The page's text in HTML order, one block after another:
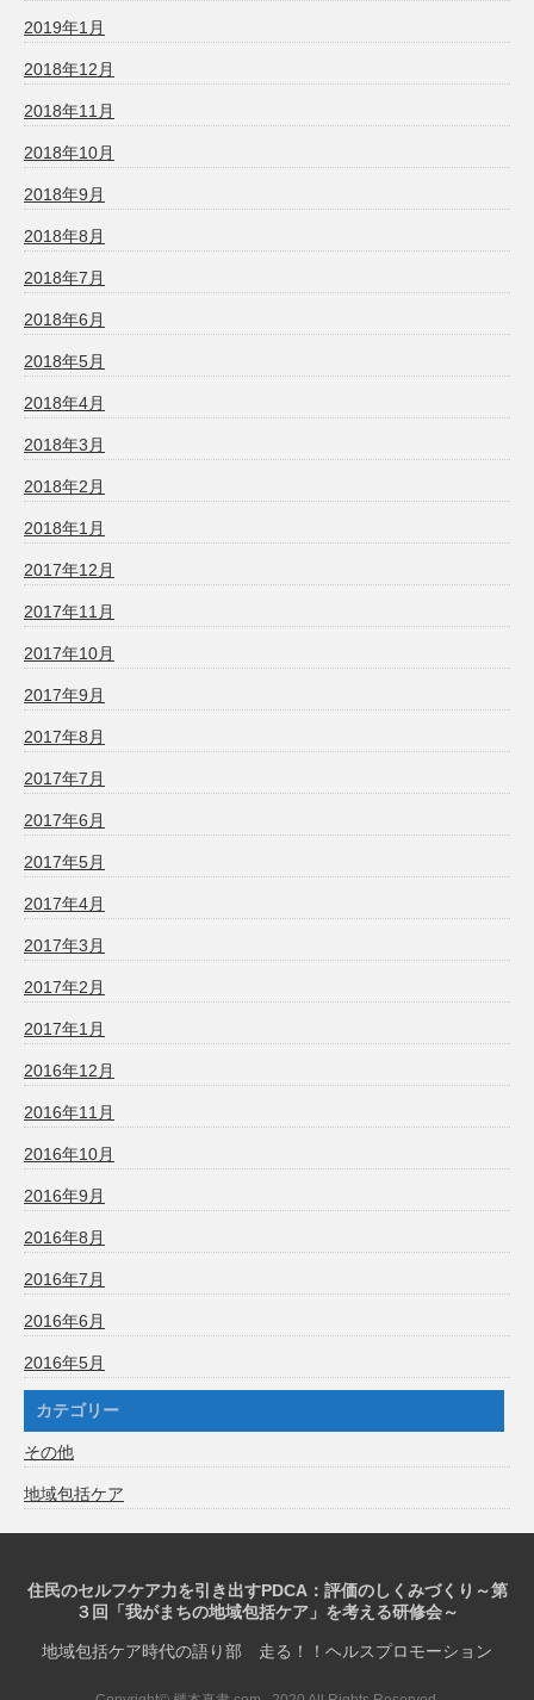
2019年1月
2018年12月
2018年11月
2018年10月
2018年9月
2018年8月
2018年7月
2018年6月
2018年5月
2018年4月
2018年3月
2018年2月
2018年1月
2017年12月
2017年11月
2017年10月
2017年9月
2017年8月
2017年7月
2017年6月
2017年5月
2017年4月
2017年3月
2017年2月
2017年1月
2016年12月
2016年11月
2016年10月
2016年9月
2016年8月
2016年7月
2016年6月
2016年5月
カテゴリー
その他
地域包括ケア
住民のセルフケア力を引き出すPDCA：評価のしくみづくり～第
３回「我がまちの地域包括ケア」を考える研修会～
地域包括ケア時代の語り部 走る！！ヘルスプロモーション